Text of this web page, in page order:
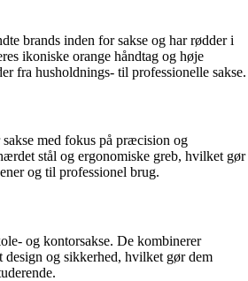
brands inden for sakse og har rødder i
ikoniske orange håndtag og høje
fra husholdnings- til professionelle sakse.
med fokus på præcision og
stål og ergonomiske greb, hvilket gør
og til professionel brug.
og kontorsakse. De kombinerer
og sikkerhed, hvilket gør dem